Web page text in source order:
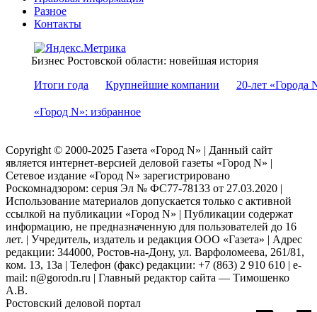
Разное
Контакты
Бизнес Ростовской области: новейшая история
Итоги года
Крупнейшие компании 20-лет «Города
«Город N»: избранное
Copyright © 2000-2025 Газета «Город N» | Данный сайт
является интернет-версией деловой газеты «Город N» |
Сетевое издание «Город N» зарегистрировано
Роскомнадзором: серuя Эл № ФС77-78133 от 27.03.2020 |
Использование материалов допускается только с активной
ссылкой на публикации «Город N» | Публикации содержат
информацию, не предназначенную для пользователей до 16
лет. | Учредитель, издатель и редакция ООО «Газета» | Адрес
редакции: 344000, Ростов-на-Дону, ул. Варфоломеева, 261/81,
ком. 13, 13а | Телефон (факс) редакции: +7 (863) 2 910 610 | e-
mail: n@gorodn.ru | Главный редактор сайта — Тимошенко
А.В.
Ростовский деловой портал